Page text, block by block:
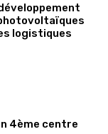
logistiques
4ème centre